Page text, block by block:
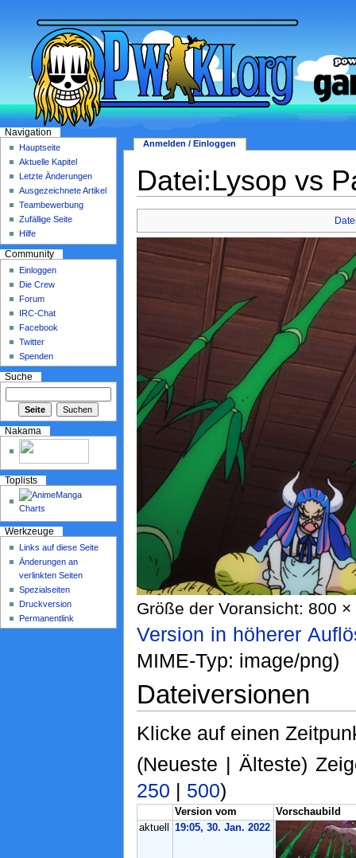
Datei:Lysop vs
Größe der Voransicht: 800
Version in höherer
MIME-Typ: image/png)
Dateiversionen
Klicke auf einen
(Neueste | Älteste)
250 | 500)
Version vom
Vorschaubild
aktuell
19:05, 30. Jan. 2022
Anmelden / Einloggen
Navigation
Hauptseite
Aktuelle Kapitel
Letzte Änderungen
Ausgezeichnete Artikel
Teambewerbung
Zufällige Seite
Hilfe
Community
Einloggen
Die Crew
Forum
IRC-Chat
Facebook
Twitter
Spenden
Suche
Nakama
Toplists
Werkzeuge
Links auf diese Seite
Änderungen an
verlinkten Seiten
Spezialseiten
Druckversion
Permanentlink